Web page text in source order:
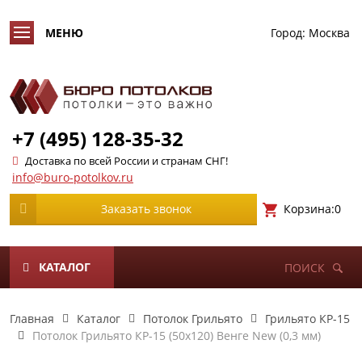
Город: Москва
+7 (495) 128-35-32
Доставка по всей России и странам СНГ!
info@buro-potolkov.ru
Заказать звонок Корзина:0
КАТАЛОГ ПОИСК
Главная Каталог Потолок Грильято
Грильято КР-15
Потолок Грильято КР-15 (50х120) Венге New (0,3 мм)